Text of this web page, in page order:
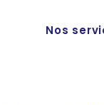
Nos